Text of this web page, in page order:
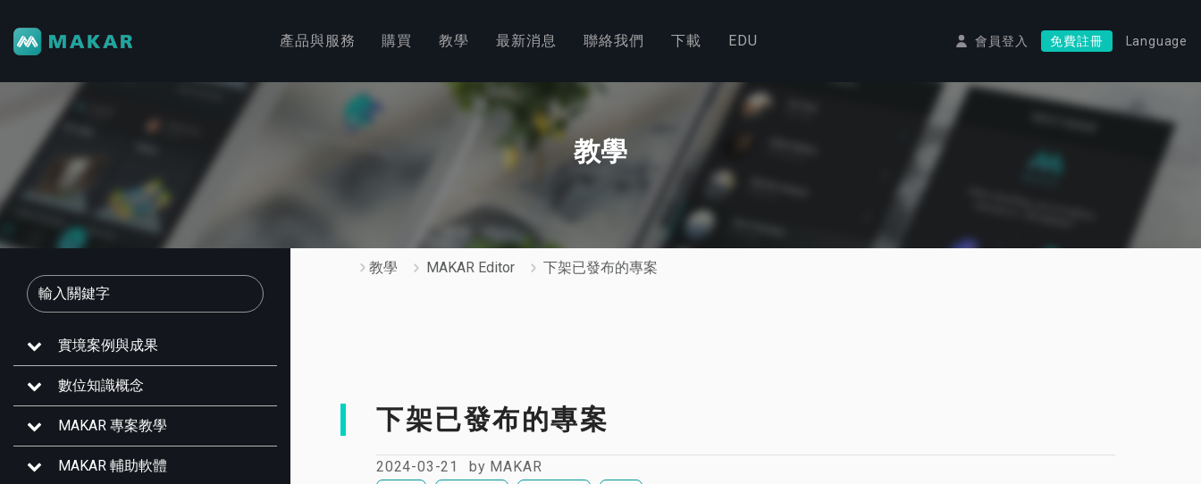
產品與服務 購買 教學 最新消息 聯絡我們 下載 EDU 會員登入 免費註冊 Language
教學
實境案例與成果
數位知識概念
MAKAR 專案教學
MAKAR 輔助軟體
教學 MAKAR Editor 下架已發布的專案
下架已發布的專案
2024-03-21 by MAKAR